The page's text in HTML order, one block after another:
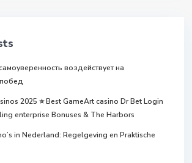
воздействует на
2025 ⭐ Best GameArt casino Dr Bet Login
enterprise Bonuses & The Harbors
in Nederland: Regelgeving en Praktische